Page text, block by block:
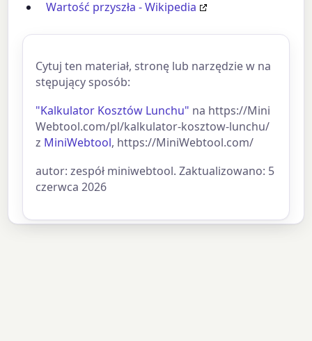
Wartość przyszła - Wikipedia
Cytuj ten materiał, stronę lub narzędzie w na
stępujący sposób:
"Kalkulator Kosztów Lunchu" na https://Mini
Webtool.com/pl/kalkulator-kosztow-lunchu/
z MiniWebtool, https://MiniWebtool.com/
autor: zespół miniwebtool. Zaktualizowano: 5
czerwca 2026